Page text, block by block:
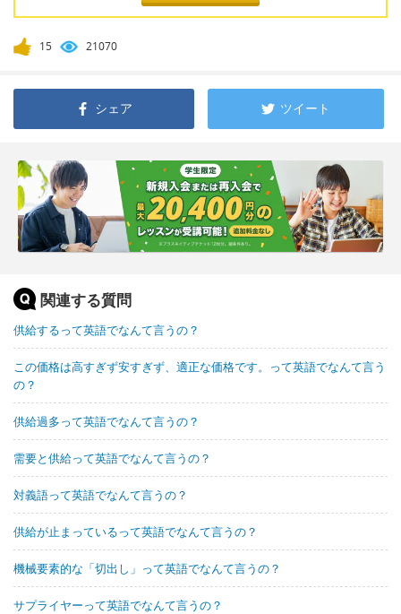
15 21070
シェア ツイート
関連する質問
供給するって英語でなんて言うの？
この価格は高すぎず安すぎず、適正な価格です。って英語でなんて言う
の？
供給過多って英語でなんて言うの？
需要と供給って英語でなんて言うの？
対義語って英語でなんて言うの？
供給が止まっているって英語でなんて言うの？
機械要素的な「切出し」って英語でなんて言うの？
サプライヤーって英語でなんて言うの？